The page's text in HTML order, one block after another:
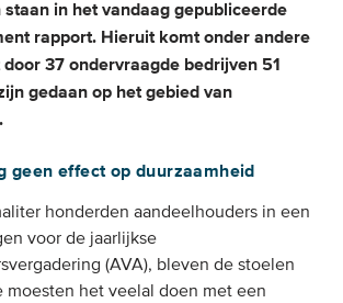
Podcasts
Vereniging
Onze leden
Team
staan in het vandaag gepubliceerde
rapport. Hieruit komt onder andere
37 ondervraagde bedrijven 51
gedaan op het gebied van
geen effect op duurzaamheid
honderden aandeelhouders in een
voor de jaarlijkse
(AVA), bleven de stoelen
moesten het veelal doen met een